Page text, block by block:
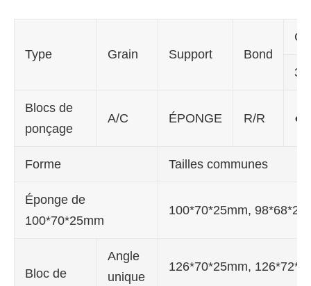
Type Grain Support Bond
36
Blocs de
ponçage
A/C ÉPONGE R/R ●
Forme Tailles communes
Éponge de
100*70*25mm
100*70*25mm,
Bloc de
Angle
unique
126*70*25mm,